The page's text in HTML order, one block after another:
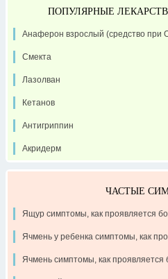
ПОПУЛЯРНЫЕ
Анаферон взрослый (средство при
Смекта
Лазолван
Кетанов
Антигриппин
Акридерм
ЧАСТЫЕ
Ящур симптомы, как проявляется
Ячмень у ребенка симптомы, как
Ячмень симптомы, как проявляется